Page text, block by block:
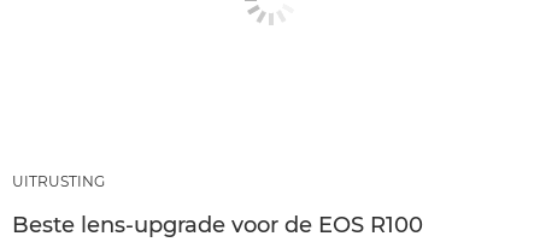
UITRUSTING
Beste lens-upgrade voor de EOS R100